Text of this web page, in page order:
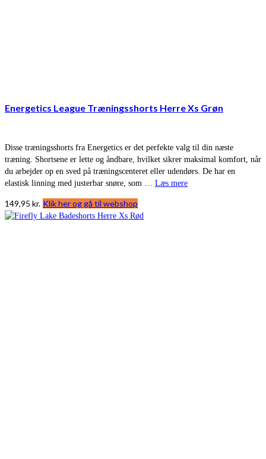
Energetics League Træningsshorts Herre Xs Grøn
Disse træningsshorts fra Energetics er det perfekte valg til din næste
træning. Shortsene er lette og åndbare, hvilket sikrer maksimal komfort, når
du arbejder op en sved på træningscenteret eller udendørs. De har en
elastisk linning med justerbar snøre, som … Læs mere
149,95 kr. Klik her og gå til webshop